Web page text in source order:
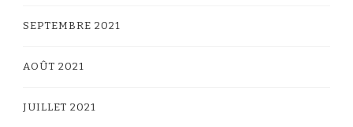
SEPTEMBRE 2021
AOÛT 2021
JUILLET 2021